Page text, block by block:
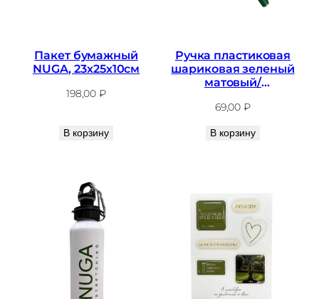
Пакет бумажный
NUGA, 23х25х10см
198,00₽
В корзину
Ручка пластиковая
шариковая зеленый
матовый/
69,00₽
В корзину